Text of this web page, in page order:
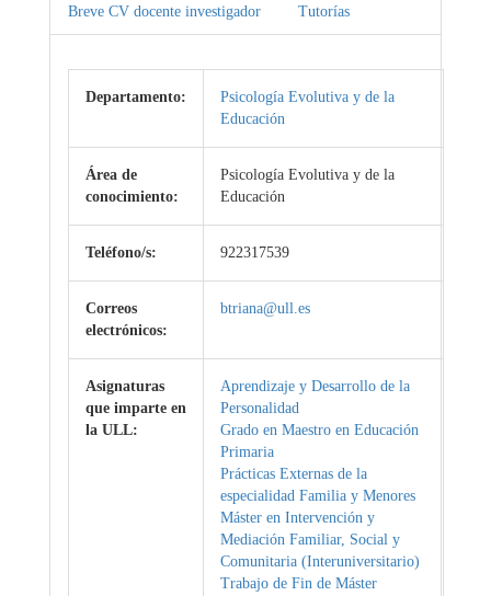
Breve CV docente investigador Tutorías
Departamento:
Psicología Evolutiva y de la
Educación
Área de
conocimiento:
Psicología Evolutiva y de la
Educación
Teléfono/s: 922317539
Correos
electrónicos:
btriana@ull.es
Asignaturas
que imparte en
la ULL:
Aprendizaje y Desarrollo de la
Personalidad
Grado en Maestro en Educación
Primaria
Prácticas Externas de la
especialidad Familia y Menores
Máster en Intervención y
Mediación Familiar, Social y
Comunitaria (Interuniversitario)
Trabajo de Fin de Máster